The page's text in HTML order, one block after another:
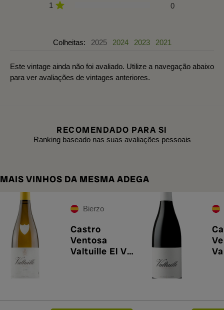
1
0
Colheitas: 2025 2024 2023 2021
Este vintage ainda não foi avaliado. Utilize a navegação abaixo
para ver avaliações de vintages anteriores.
RECOMENDADO PARA SI
Ranking baseado nas suas avaliações pessoais
MAIS VINHOS DA MESMA ADEGA
Bierzo
Castro
Ventosa
Valtuille El Val